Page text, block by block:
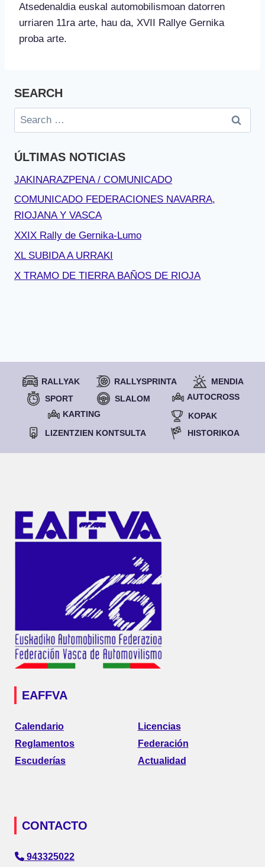
Atsedenaldia euskal automobilismoan datorren
urriaren 11ra arte, hau da, XVII Rallye Gernika
proba arte.
SEARCH
Search
for:
ÚLTIMAS NOTICIAS
JAKINARAZPENA / COMUNICADO
COMUNICADO FEDERACIONES NAVARRA,
RIOJANA Y VASCA
XXIX Rally de Gernika-Lumo
XL SUBIDA A URRAKI
X TRAMO DE TIERRA BAÑOS DE RIOJA
RALLYAK RALLYSPRINTA
MENDIA
SPORT
SLALOM
AUTOCROSS
KARTING
KOPAK
LIZENTZIEN KONTSULTA
HISTORIKOA
EAFFVA
Calendario
Reglamentos
Escuderías
Licencias
Federación
Actualidad
CONTACTO
943325022